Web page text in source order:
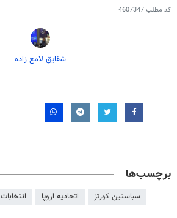
کد مطلب4607347
شقایق لامع زاده
برچسب‌ها
سباستین کورتز اتحادیه اروپا انتخابات 2019 اروپا